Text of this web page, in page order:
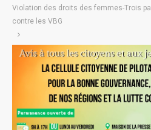
Violation des droits des femmes-Trois
contre les VBG